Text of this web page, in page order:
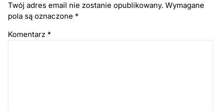
Twój adres email nie zostanie opublikowany. Wymagane
pola są oznaczone *
Komentarz *